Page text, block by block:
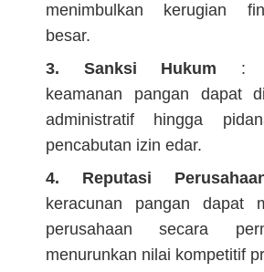
menimbulkan kerugian
besar.
3. Sanksi Hukum :
keamanan pangan dapat
administratif hingga
pencabutan izin edar.
4. Reputasi
keracunan pangan dapat
perusahaan secara
menurunkan nilai kompetitif